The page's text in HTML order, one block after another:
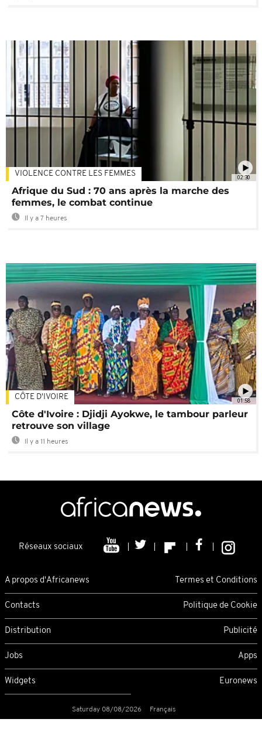
02:30
VIOLENCE CONTRE LES FEMMES
Afrique du Sud : 70 ans après la marche des
femmes, le combat continue
Il y a 7 heures
01:58
CÔTE D'IVOIRE
Côte d'Ivoire : Djidji Ayokwe, le tambour parleur
retrouve son village
Il y a 11 heures
Réseaux sociaux
A propos d'Africanews Termes et Conditions
Contacts Politique de Cookie
Distribution Publicité
Jobs Apps
Widgets Euronews
Saturday 08/08/2026